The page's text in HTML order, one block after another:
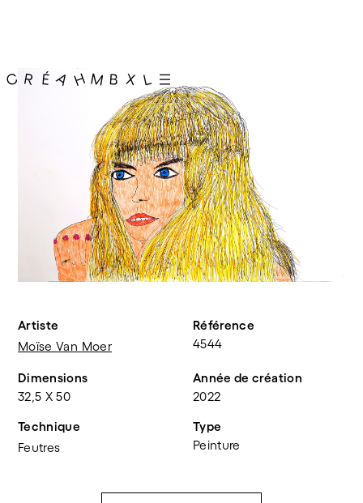
Artiste
Moïse Van Moer
Référence
4544
Dimensions
32,5 X 50
Année de création
2022
Technique
Feutres
Type
Peinture